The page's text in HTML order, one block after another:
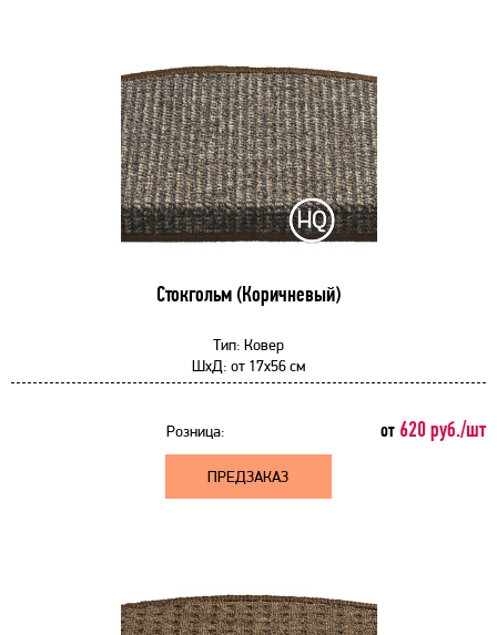
Стокгольм (Коричневый)
Тип: Ковер
ШхД: от 17x56 см
Розница: от 620 руб./шт
ПРЕДЗАКАЗ